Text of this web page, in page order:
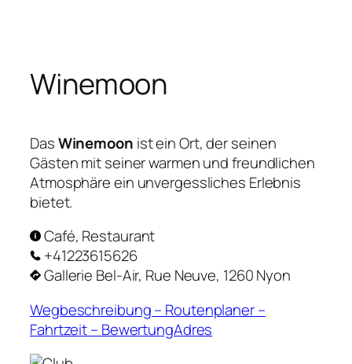
springen
Winemoon
DasWinemoon ist ein Ort, der seinen
Gästen mit seiner warmen und freundlichen
Atmosphäre ein unvergessliches Erlebnis
bietet.
Café, Restaurant
+41223615626
Gallerie Bel-Air, Rue Neuve, 1260 Nyon
Wegbeschreibung – Routenplaner –
Fahrtzeit – BewertungAdres